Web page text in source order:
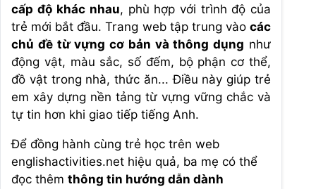
cấp độ khác nhau, phù hợp với trình độ của
trẻ mới bắt đầu. Trang web tập trung vào các
chủ đề từ vựng cơ bản và thông dụng như
động vật, màu sắc, số đếm, bộ phận cơ thể,
đồ vật trong nhà, thức ăn... Điều này giúp trẻ
em xây dựng nền tảng từ vựng vững chắc và
tự tin hơn khi giao tiếp tiếng Anh.
Để đồng hành cùng trẻ học trên web
englishactivities.net hiệu quả, ba mẹ có thể
đọc thêm thông tin hướng dẫn dành